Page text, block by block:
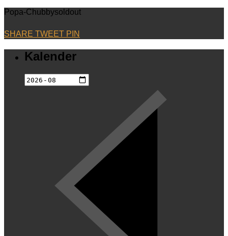
Popa-Chubbysoldout
SHARE TWEET PIN
Kalender